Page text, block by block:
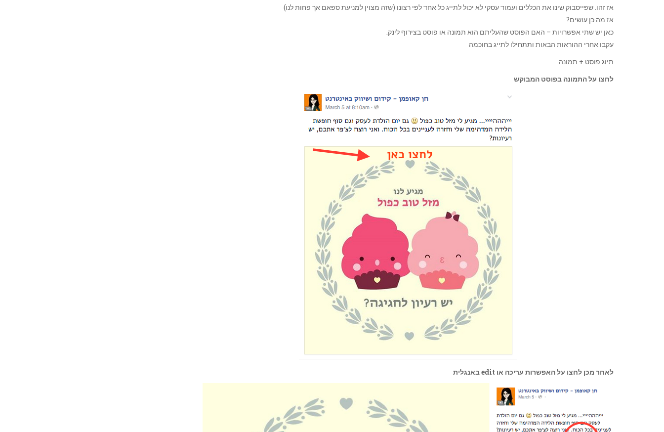
אז זהו. שפייסבוק שינו את הכללים ועמוד עסקי לא יכול לתייג כל אחד לפי רצונו (שזה מצוין למניעת ספאם אך פחות לנו)
אז מה כן עושים?
כאן יש שתי אפשרויות – האם הפוסט שהעליתם הוא תמונה או פוסט בצירוף לינק.
עקבו אחרי ההוראות הבאות ותתחילו לתייג בחוכמה
תיוג פוסט + תמונה
לחצו על התמונה בפוסט המבוקש
לאחר מכן לחצו על האפשרות עריכה או edit באנגלית